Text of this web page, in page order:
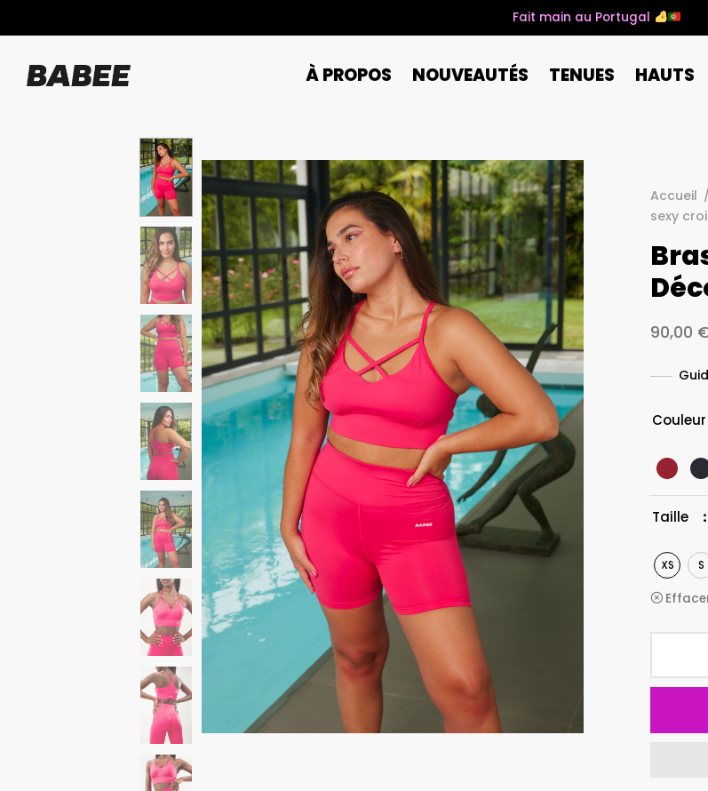
Fait main au Portugal
À PROPOS NOUVEAUTÉS TENUES HAUTS
Accueil /
sexy
90,00
Couleur
Taille
XS S